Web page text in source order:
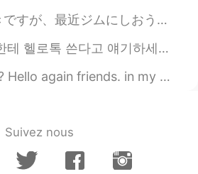
了玉米迷宫(缺少主语)
，竟没有找 到出口。
， 今天是 我第一次看朋友
两岁了
めた I love weight training, and recently I decided to continue doing it at a ...
한테 헬로톡에 대해 얘기해드리고 예전에 한두번은 보여주기도 했는데 매일 "나 오늘 이런 얘기를 올렸어" "나 ...
my precious moments I've taken you below the Earth, then i...
Suivez nous